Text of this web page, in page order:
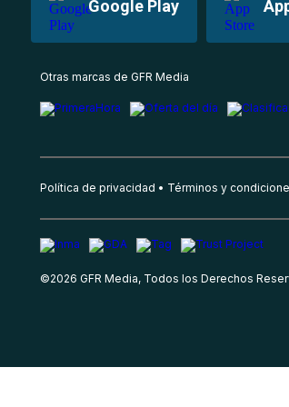
Google Play
Otras marcas de GFR Media
Política de privacidad Términos y
©2026 GFR Media, Todos los Derechos